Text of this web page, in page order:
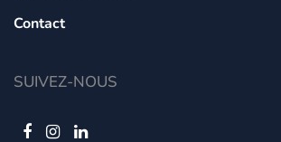
Contact
SUIVEZ-NOUS